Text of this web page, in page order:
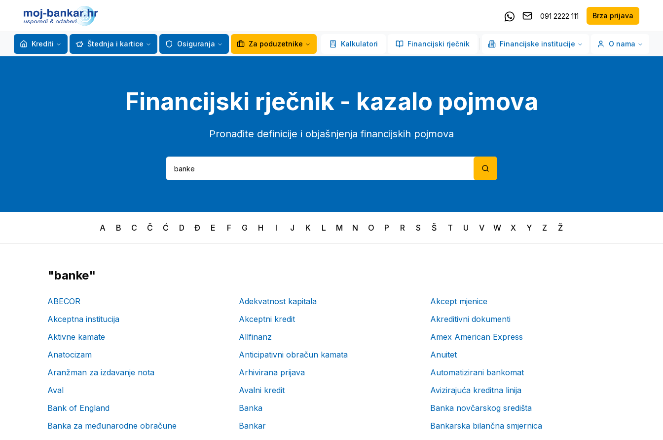
Kontaktirajte nas putem Whatsappa
091 2222 111 Brza prijava
Krediti Štednja i kartice Osiguranja Za poduzetnike Kalkulatori Financijski rječnik Financijske institucije O nama
Financijski rječnik - kazalo pojmova
Pronađite definicije i objašnjenja financijskih pojmova
A B C Č Ć D Đ E F G H I J K L M N O P R S Š T U V W X Y Z Ž
"banke"
ABECOR Adekvatnost kapitala
Akcept mjenice
Akceptna institucija
Akceptni kredit
Akreditivni dokumenti
Aktivne kamate
Allfinanz
Amex American Express
Anatocizam
Anticipativni obračun kamata
Anuitet
Aranžman za izdavanje nota
Arhivirana prijava
Automatizirani bankomat
Aval
Avalni kredit
Avizirajuća kreditna linija
Bank of England
Banka
Banka novčarskog središta
Banka za međunarodne obračune
Bankar
Bankarska bilančna smjernica